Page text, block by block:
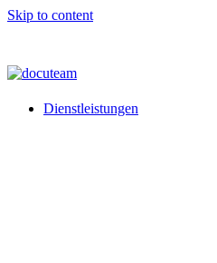
Skip to content
Dienstleistungen